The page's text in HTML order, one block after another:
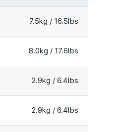
7.5kg / 16.5lbs
8.0kg / 17.6lbs
2.9kg / 6.4lbs
2.9kg / 6.4lbs